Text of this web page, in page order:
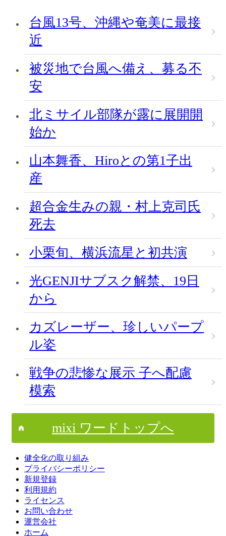
台風13号、沖縄や奄美に最接
近
被災地で台風へ備え、募る不
安
北ミサイル部隊が露に展開開
始か
山本舞香、Hiroとの第1子出
産
超合金生みの親・村上克司氏
死去
小栗旬、横浜流星と初共演
光GENJIサブスク解禁、19日
から
カズレーザー、珍しいパープ
ル姿
戦争の悲惨な展示 子へ配慮
模索
mixi ワードトップへ
健全化の取り組み
プライバシーポリシー
新規登録
利用規約
ライセンス
お問い合わせ
運営会社
ホーム